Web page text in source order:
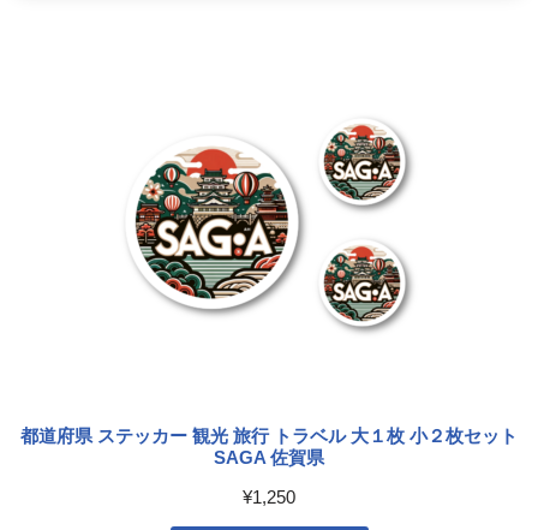
都道府県 ステッカー 観光 旅行 トラベル 大１枚 小２枚セット
SAGA 佐賀県
¥1,250